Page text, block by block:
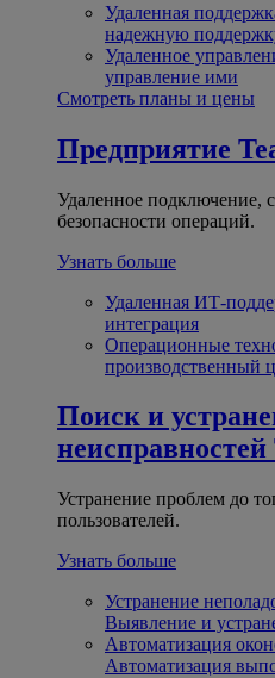
Удаленная
надежную
Удаленное
управление ими
Смотреть планы и цены
Предприятие
Удаленное подключение,
безопасности операций.
Узнать больше
Удаленная ИТ-
интеграция
Операционные
производственный
Поиск и
неисправностей
Устранение проблем до
пользователей.
Узнать больше
Устранение
Выявление и
Автоматизация
Автоматизация